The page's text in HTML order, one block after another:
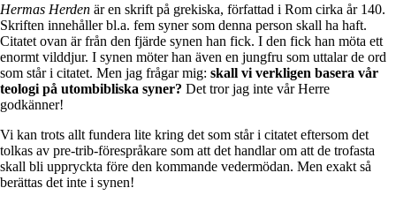
Hermas Herden är en skrift på grekiska, författad i Rom cirka år 140.
Skriften innehåller bl.a. fem syner som denna person skall ha haft.
Citatet ovan är från den fjärde synen han fick. I den fick han möta ett
enormt vilddjur. I synen möter han även en jungfru som uttalar de ord
som står i citatet. Men jag frågar mig: skall vi verkligen basera vår
teologi på utombibliska syner? Det tror jag inte vår Herre
godkänner!
Vi kan trots allt fundera lite kring det som står i citatet eftersom det
tolkas av pre-trib-förespråkare som att det handlar om att de trofasta
skall bli uppryckta före den kommande vedermödan. Men exakt så
berättas det inte i synen!